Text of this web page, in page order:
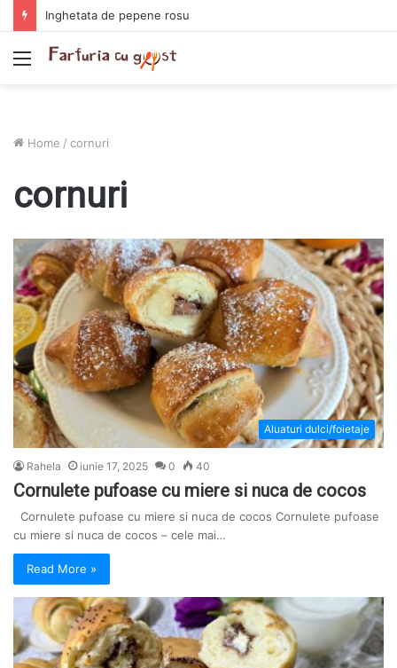
Chiftelute cu cartofi si smantana la cuptor
Menu
Home / cornuri
cornuri
Aluaturi dulci/foietaje
Rahela iunie 17, 2025 0 40
Cornulete pufoase cu miere si nuca de cocos
Cornulete pufoase cu miere si nuca de cocos Cornulete pufoase
cu miere si nuca de cocos – cele mai…
Read More »